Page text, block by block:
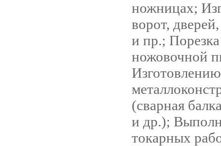
ножницах;
ворот,
и пр.;
ножовочной
(сварная
и др.);
токарных